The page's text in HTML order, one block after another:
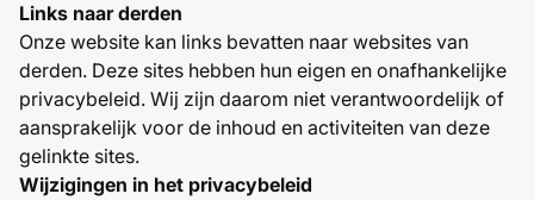
Links naar derden
Onze website kan links bevatten naar websites van
derden. Deze sites hebben hun eigen en onafhankelijke
privacybeleid. Wij zijn daarom niet verantwoordelijk of
aansprakelijk voor de inhoud en activiteiten van deze
gelinkte sites.
Wijzigingen in het privacybeleid